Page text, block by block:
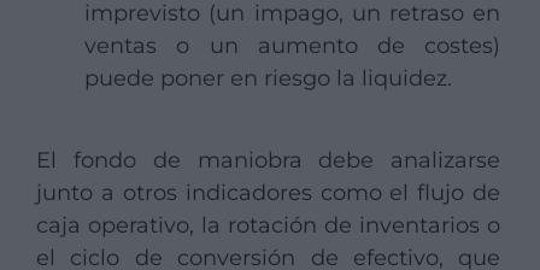
imprevisto (un impago, un retraso en
ventas o un aumento de costes)
puede poner en riesgo la liquidez.
El fondo de maniobra debe analizarse
junto a otros indicadores como el flujo de
caja operativo, la rotación de inventarios o
el ciclo de conversión de efectivo, que